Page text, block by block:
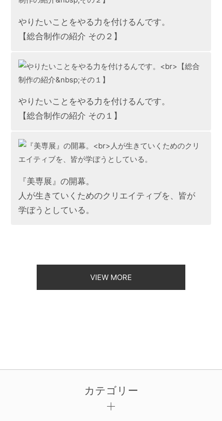
やりたいことをやる力を付けるんです。
【総合制作の紹介 その２】
やりたいことをやる力を付けるんです。
【総合制作の紹介 その１】
『美専展』の開幕。
人が生きていくためのクリエイティブを、皆が
学ぼうとしている。
VIEW MORE
カテゴリー